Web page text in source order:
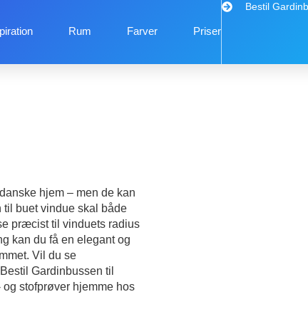
Rum Farver Priser
Bestil
hjem – men de kan
buet vindue skal både
præcist til vinduets radius
kan du få en elegant og
Vil du se
Gardinbussen til
stofprøver hjemme hos